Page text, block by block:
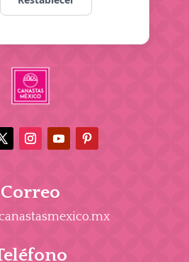
Correo